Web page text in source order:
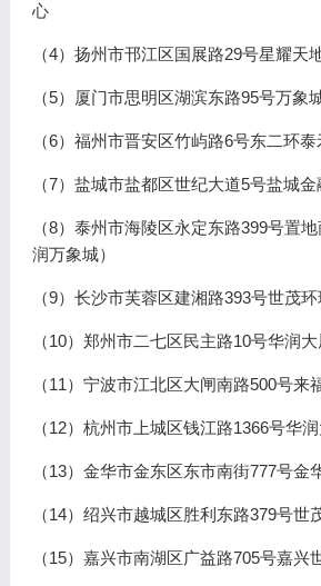
心
（4）扬州市邗江区国展路29号星耀天
（5）厦门市思明区湖滨东路95号万象
（6）福州市晋安区竹屿路6号东二环
（7）盐城市盐都区世纪大道5号盐城
（8）泰州市海陵区永定东路399号置
润万象城）
（9）长沙市芙蓉区建湘路393号世茂
（10）郑州市二七区民主路10号华润大
（11）宁波市江北区大闸南路500号来
（12）杭州市上城区钱江路1366号华
（13）金华市金东区东市南街777号金
（14）绍兴市越城区胜利东路379号世
（15）嘉兴市南湖区广益路705号嘉兴